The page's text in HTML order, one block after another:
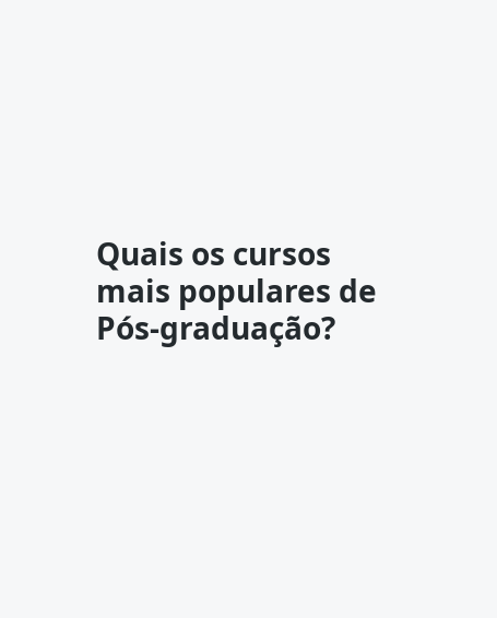
Quais os cursos
mais populares de
Pós-graduação?